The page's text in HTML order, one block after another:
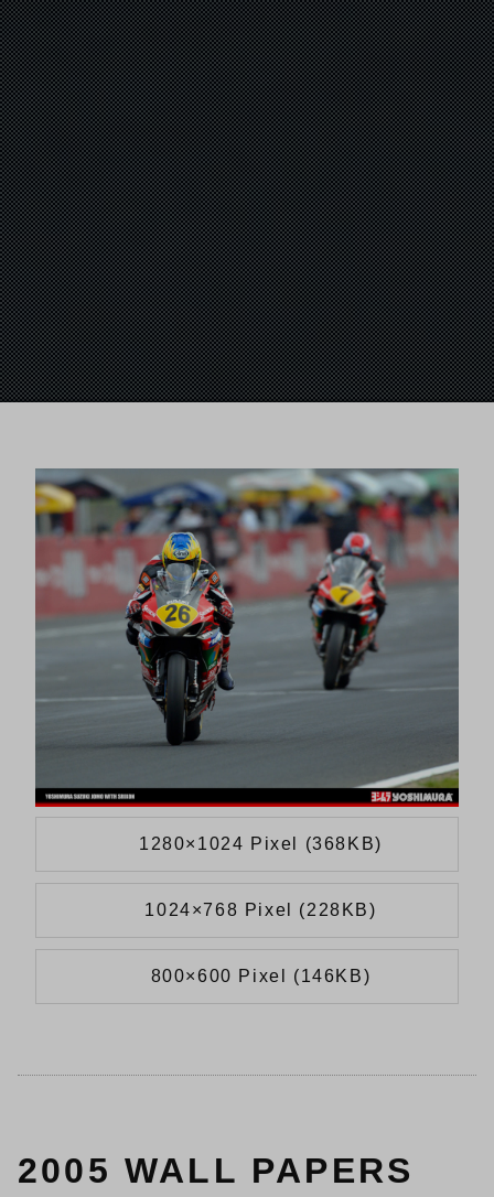
1280×1024 Pixel (368KB)
1024×768 Pixel (228KB)
800×600 Pixel (146KB)
2005 WALL PAPERS